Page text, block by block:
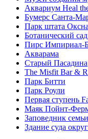
Аквариум Heal
Бумерс Санта-
Парк штата
Ботанический
Пирс Импириал-
Акварама
Старый Пасадина
The Misfit Bar &
Парк Битти
Парк Роули
Первая ступень
Маяк Пойнт-
Заповедник
Здание суда